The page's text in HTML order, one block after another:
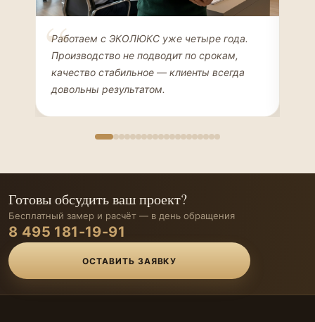
Елена Соколова
ДИЗАЙНЕР ИНТЕРЬЕРОВ
Работаем с ЭКОЛЮКС уже четыре года.
Производство не подводит по срокам,
качество стабильное — клиенты всегда
довольны результатом.
Готовы обсудить ваш проект?
Бесплатный замер и расчёт — в день обращения
8 495 181-19-91
ОСТАВИТЬ ЗАЯВКУ